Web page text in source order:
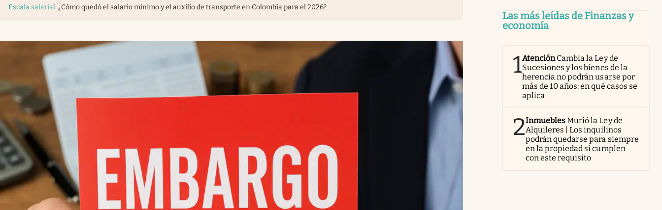
Escala salarial. ¿Cómo quedó el salario mínimo y el auxilio de transporte en Colombia para el 2026?
Las más leídas de Finanzas y
economía
1AtenciónCambia la Ley de
Sucesiones y los bienes de la
herencia no podrán usarse por
más de 10 años: en qué casos se
aplica
2InmueblesMurió la Ley de
Alquileres | Los inquilinos
podrán quedarse para siempre
en la propiedad si cumplen
con este requisito